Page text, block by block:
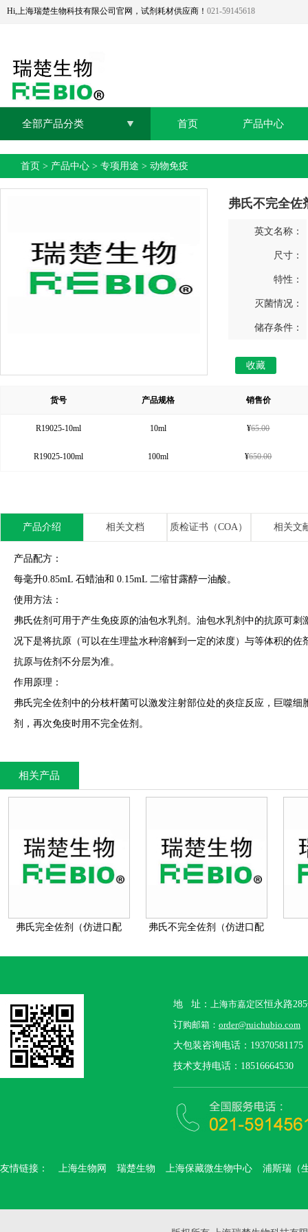
Hi,上海瑞楚生物科技有限公司官网，试剂耗材供应商！ 021-59145618
全部产品分类 首页 产品中心
首页 > 产品中心 > 专项用途 > 动物免疫
弗氏不完全佐
英文名称：
尺寸：
特性：
灭菌情况：
储存条件：
收藏
货号 产品规格 销售价
R19025-10ml 10ml ¥65.00
R19025-100ml 100ml ¥650.00
产品介绍 相关文档 质检证书（COA） 相关文
产品配方：
每毫升0.85mL 石蜡油和 0.15mL 二缩甘露醇一油酸。
使用方法：
弗氏佐剂可用于产生免疫原的油包水乳剂。油包水乳剂中的抗原可
况下是将抗原（可以在生理盐水种溶解到一定的浓度）与等体积的
抗原与佐剂不分层为准。
作用原理：
弗氏完全佐剂中的分枝杆菌可以激发注射部位处的炎症反应，巨噬
剂，再次免疫时用不完全佐剂。
相关产品
弗氏完全佐剂（仿进口配
弗氏不完全佐剂（仿进口配
地 址： 上海市嘉定区恒永路
订购邮箱： order@ruichubio.com
大包装咨询电话：19370581175
技术支持电话：18516664530
友情链接： 上海生物网 瑞楚生物 上海保藏微生物中心 浦斯瑞（